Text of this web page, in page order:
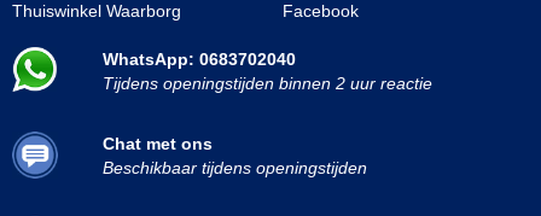
Thuiswinkel Waarborg
Facebook
WhatsApp: 0683702040
Tijdens openingstijden binnen 2 uur reactie
Chat met ons
Beschikbaar tijdens openingstijden